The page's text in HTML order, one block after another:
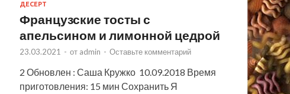
ДЕСЕРТ
Французские тосты с
апельсином и лимонной цедрой
23.03.2021 - от admin - Оставьте комментарий
2 Обновлен : Саша Кружко 10.09.2018 Время
приготовления: 15 мин Сохранить Я